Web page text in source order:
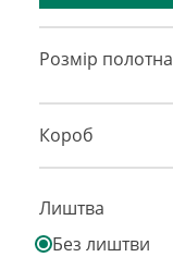
Розмір полотна
Короб
Лиштва
Без лиштви